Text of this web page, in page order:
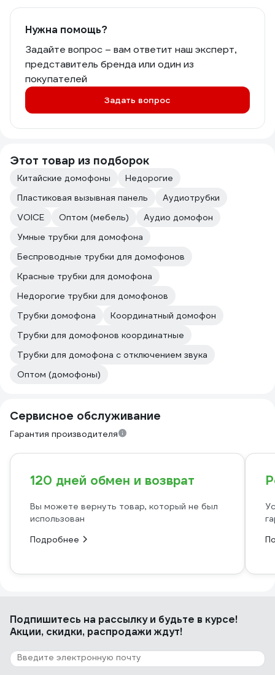
Нужна помощь?
Задайте вопрос – вам ответит наш эксперт,
представитель бренда или один из
покупателей
Задать вопрос
Этот товар из подборок
Китайские домофоны
Недорогие
Пластиковая вызывная панель
Аудиотрубки
VOICE
Оптом (мебель)
Аудио домофон
Умные трубки для домофона
Беспроводные трубки для домофонов
Красные трубки для домофона
Недорогие трубки для домофонов
Трубки домофона
Координатный домофон
Трубки для домофонов координатные
Трубки для домофона с отключением звука
Оптом (домофоны)
Сервисное обслуживание
Гарантия производителя
120 дней обмен и возврат
Вы можете вернуть товар, который не был
использован
Подробнее
Подпишитесь на рассылкуи будьте в курсе!
Акции, скидки, распродажи ждут!